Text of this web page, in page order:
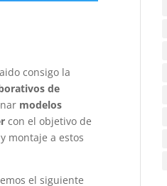
consigo la
de
modelos
con el objetivo de
montaje a estos
el siguiente